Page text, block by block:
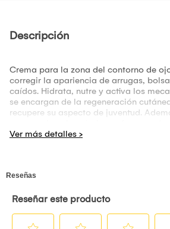
Descripción
Crema para la zona del contorno de
corregir la apariencia de arrugas,
caídos. Hidrata, nutre y activa los
se encargan de la regeneración
recupere su aspecto de juventud.